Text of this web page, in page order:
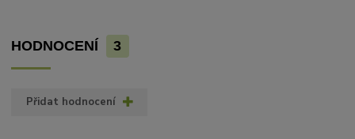
HODNOCENÍ 3
Přidat hodnocení